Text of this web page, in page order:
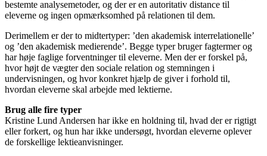
bestemte analysemetoder, og der er en autoritativ distance til
eleverne og ingen opmærksomhed på relationen til dem.
Derimellem er der to midtertyper: ’den akademisk interrelationelle’
og ’den akademisk medierende’. Begge typer bruger fagtermer og
har høje faglige forventninger til eleverne. Men der er forskel på,
hvor højt de vægter den sociale relation og stemningen i
undervisningen, og hvor konkret hjælp de giver i forhold til,
hvordan eleverne skal arbejde med lektierne.
Brug alle fire typer
Kristine Lund Andersen har ikke en holdning til, hvad der er rigtigt
eller forkert, og hun har ikke undersøgt, hvordan eleverne oplever
de forskellige lektieanvisninger.